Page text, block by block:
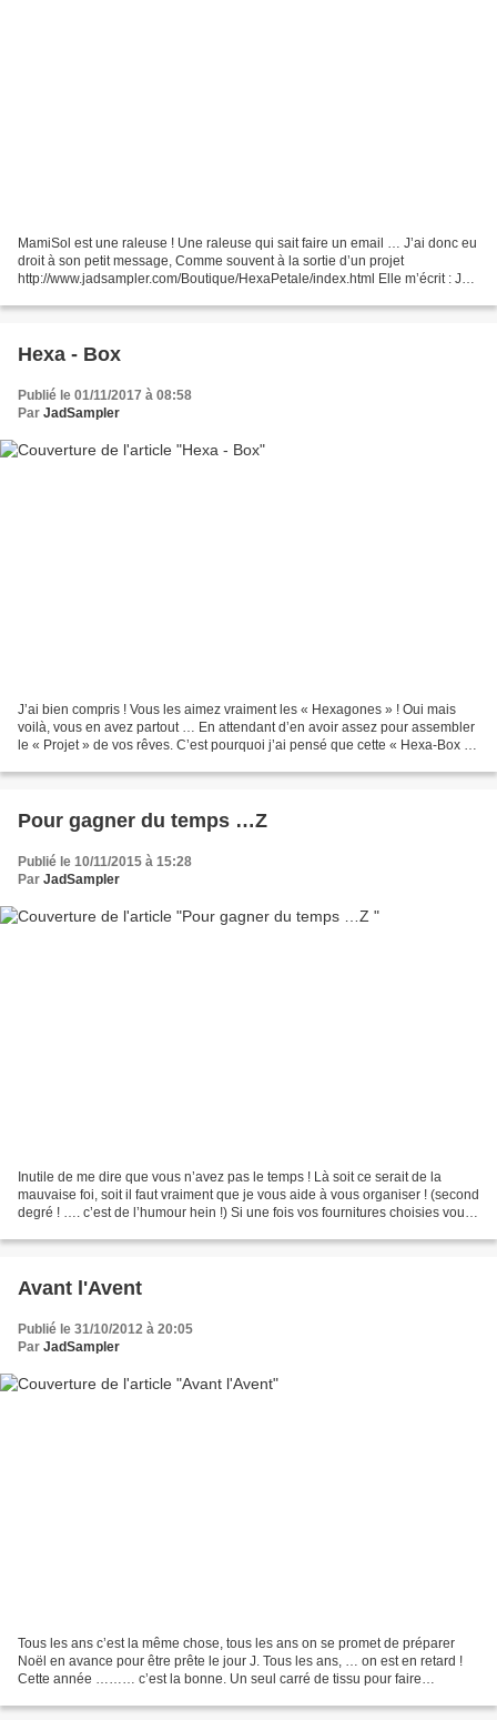
MamiSol est une raleuse ! Une raleuse qui sait faire un email … J’ai donc eu
droit à son petit message, Comme souvent à la sortie d’un projet
http://www.jadsampler.com/Boutique/HexaPetale/index.html Elle m’écrit : Jad
Hexa - Box
Publié le 01/11/2017 à 08:58
Par JadSampler
J’ai bien compris ! Vous les aimez vraiment les « Hexagones » ! Oui mais
voilà, vous en avez partout … En attendant d’en avoir assez pour assembler
le « Projet » de vos rêves. C’est pourquoi j’ai pensé que cette « Hexa-Box »
Pour gagner du temps …Z
Publié le 10/11/2015 à 15:28
Par JadSampler
Inutile de me dire que vous n’avez pas le temps ! Là soit ce serait de la
mauvaise foi, soit il faut vraiment que je vous aide à vous organiser ! (second
degré ! …. c’est de l’humour hein !) Si une fois vos fournitures choisies vous
Avant l'Avent
Publié le 31/10/2012 à 20:05
Par JadSampler
Tous les ans c’est la même chose, tous les ans on se promet de préparer
Noël en avance pour être prête le jour J. Tous les ans, … on est en retard !
Cette année ……… c’est la bonne. Un seul carré de tissu pour faire